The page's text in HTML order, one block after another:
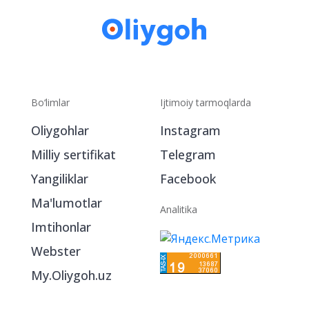
Bo‘limlar
Oliygohlar
Milliy sertifikat
Yangiliklar
Ma'lumotlar
Imtihonlar
Webster
My.Oliygoh.uz
Ijtimoiy tarmoqlarda
Instagram
Telegram
Facebook
Analitika